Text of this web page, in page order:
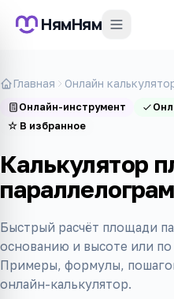
НямНям
Главная Онлайн
Онлайн-инструмент
☆ В избранное
Калькулятор
Быстрый расчёт площади
основанию и высоте или
Примеры, формулы,
онлайн-калькулятор.